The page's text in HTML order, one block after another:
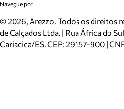
Inverno
Mundo Arezzo
Meus Pedidos
Trocas e Devoluções
Cartão Presente
Localizador de lojas
Politica e Privacidade
Navegue por
Sapatos
Bolsas
Scarpins
©2026, Arezzo. Todos os direitos
de Calçados Ltda. | Rua África do
Cariacica/ES. CEP: 29157-900 |